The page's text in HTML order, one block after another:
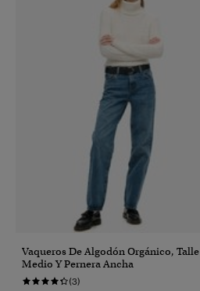
Vaqueros De Algodón Orgánico, Talle
Medio Y Pernera Ancha
(3)